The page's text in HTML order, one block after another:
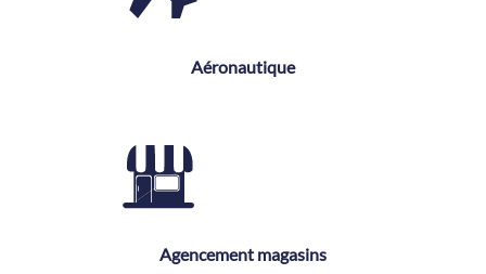
Aéronautique
Agencement magasins